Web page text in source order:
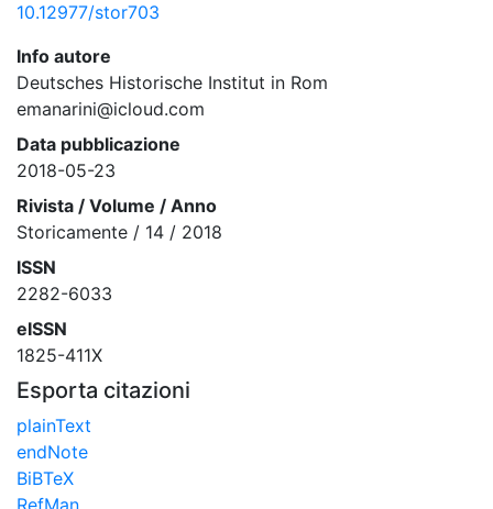
10.12977/stor703
Info autore
Deutsches Historische Institut in Rom
emanarini@icloud.com
Data pubblicazione
2018-05-23
Rivista / Volume / Anno
Storicamente / 14 / 2018
ISSN
2282-6033
eISSN
1825-411X
Esporta citazioni
plainText
endNote
BiBTeX
RefMan